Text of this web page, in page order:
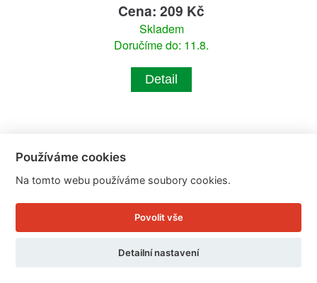
Cena: 209 Kč
Skladem
Doručíme do: 11.8.
Detail
Používáme cookies
Na tomto webu používáme soubory cookies.
Povolit vše
Detailní nastavení